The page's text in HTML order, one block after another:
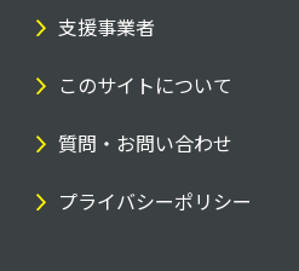
支援事業者
このサイトについて
質問・お問い合わせ
プライバシーポリシー